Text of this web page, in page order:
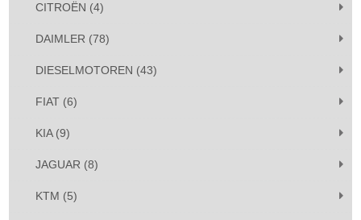
CITROËN (4)
DAIMLER (78)
DIESELMOTOREN (43)
FIAT (6)
KIA (9)
JAGUAR (8)
KTM (5)